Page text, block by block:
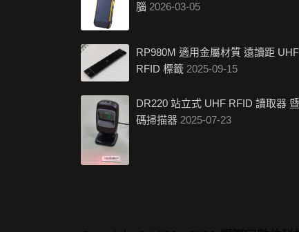
腦 2026-03-05
RP980M 適用金屬材質 遠讀距 UHF
RFID 標籤 2025-09-15
DR220 站立式 UHF RFID 讀取器
碼掃描器 2025-07-23